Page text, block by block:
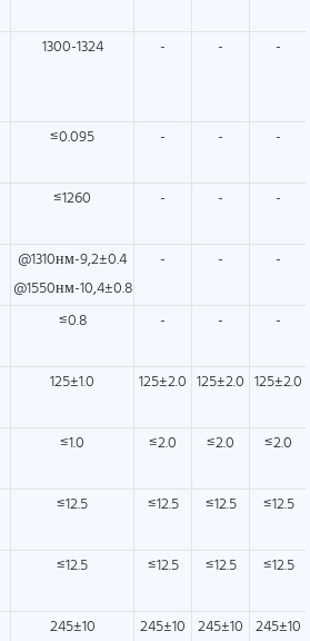
1300-1324 - - -
≤0.095 - - -
≤1260 - - -
@1310нм-9,2±0.4
@1550нм-10,4±0.8
- - -
≤0.8 - - -
125±1.0 125±2.0 125±2.0 125±2.0
≤1.0 ≤2.0 ≤2.0 ≤2.0
≤12.5 ≤12.5 ≤12.5 ≤12.5
≤12.5 ≤12.5 ≤12.5 ≤12.5
245±10 245±10 245±10 245±10